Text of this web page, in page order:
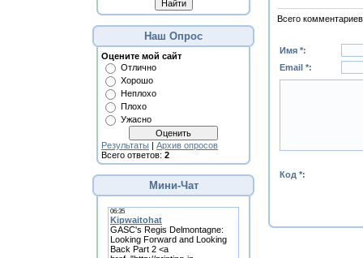
Наш Опрос
Оцените мой сайт
Отлично
Хорошо
Неплохо
Плохо
Ужасно
Результаты | Архив опросов
Всего ответов: 2
Мини-Чат
Всего комментариев
Имя *:
Email *:
Код *: